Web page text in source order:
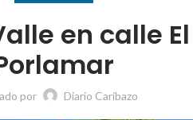
en calle
por Diario Caribazo